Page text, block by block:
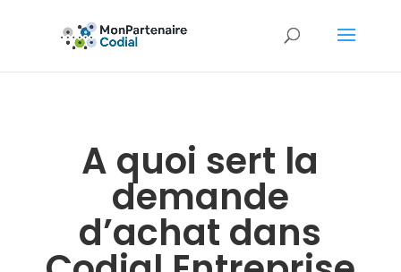
A quoi sert la
demande
d’achat dans